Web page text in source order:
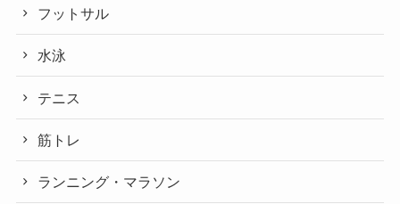
フットサル
水泳
テニス
筋トレ
ランニング・マラソン